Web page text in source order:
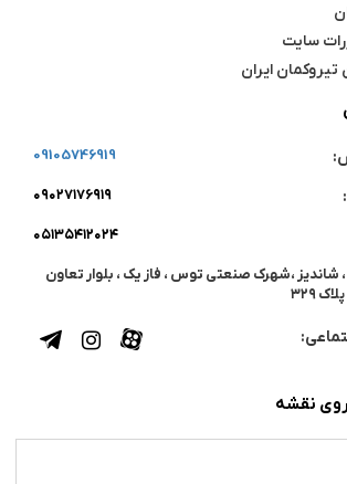
سایت
ایران
09105746919
۰۹۰۲۷۱۷۶۹۱۹
۰۵۱۳۵۴۱۲۰۲۴
شاندیز ،شهرک صنعتی توس ، فاز یک ، بلوار تعاون
۳۲۹
نقشه